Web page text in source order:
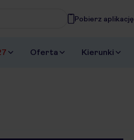
szukasz
Pobierz aplikację
Oferta Kierunki